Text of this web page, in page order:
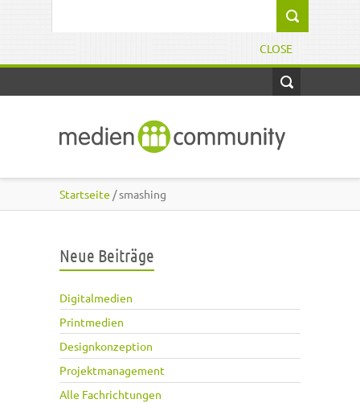
CLOSE
Startseite / smashing
Neue Beiträge
Digitalmedien
Printmedien
Designkonzeption
Projektmanagement
Alle Fachrichtungen